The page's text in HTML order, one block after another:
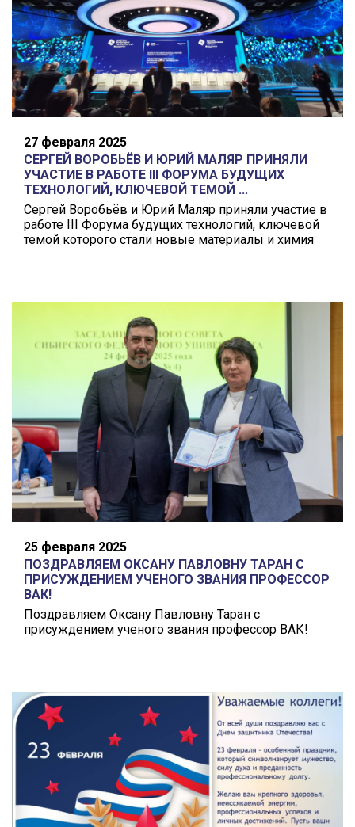
27 февраля 2025
СЕРГЕЙ ВОРОБЬЁВ И ЮРИЙ МАЛЯР ПРИНЯЛИ
УЧАСТИЕ В РАБОТЕ III ФОРУМА БУДУЩИХ
ТЕХНОЛОГИЙ, КЛЮЧЕВОЙ ТЕМОЙ ...
Сергей Воробьёв и Юрий Маляр приняли участие в
работе III Форума будущих технологий, ключевой
темой которого стали новые материалы и химия
25 февраля 2025
ПОЗДРАВЛЯЕМ ОКСАНУ ПАВЛОВНУ ТАРАН С
ПРИСУЖДЕНИЕМ УЧЕНОГО ЗВАНИЯ ПРОФЕССОР
ВАК!
Поздравляем Оксану Павловну Таран с
присуждением ученого звания профессор ВАК!